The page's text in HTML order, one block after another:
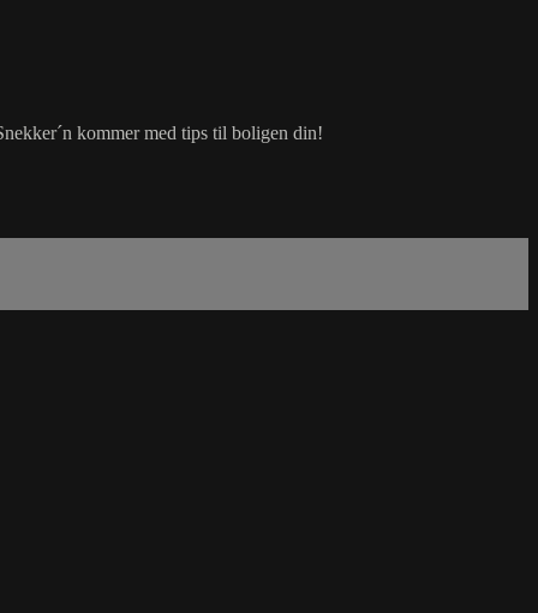
kommer med tips til boligen din!